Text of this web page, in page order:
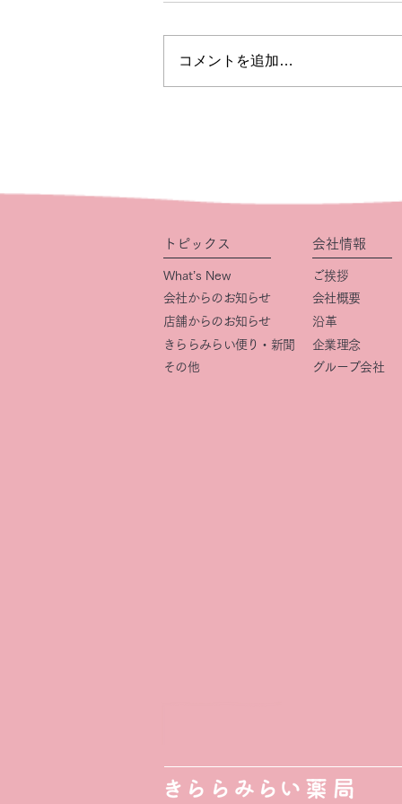
コメントを追加…
トピックス
What’s New
会社からのお知らせ
店舗からのお知らせ
きららみらい便り・新聞
その他
会社情報
ご挨拶
会社概要
​沿革
企業理念
グループ会社